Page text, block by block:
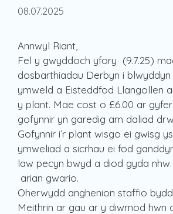
08.07.2025
Annwyl Riant,
Fel y gwyddoch yfory (9.7.25)
dosbarthiadau Derbyn i blwyddyn
ymweld a Eisteddfod Llangollen
y plant. Mae cost o £6.00 ar
gofynnir yn garedig am daliad
Gofynnir i’r plant wisgo ei gwisg
ymweliad a sicrhau ei fod
law pecyn bwyd a diod gyda
arian gwario.
Oherwydd anghenion staffio
Meithrin ar gau ar y diwrnod hwn